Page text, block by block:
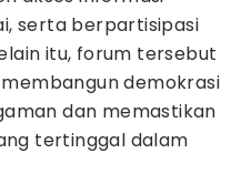
serta berpartisipasi
itu, forum tersebut
demokrasi
dan memastikan
tertinggal dalam